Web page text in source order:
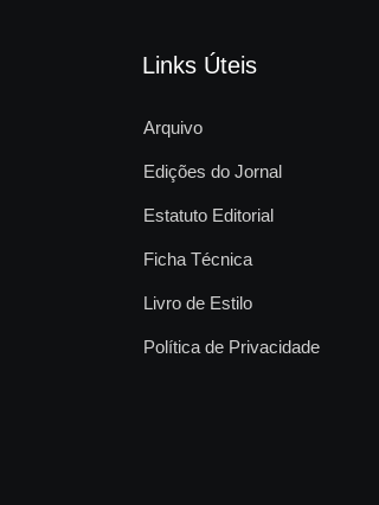
Links Úteis
Arquivo
Edições do Jornal
Estatuto Editorial
Ficha Técnica
Livro de Estilo
Política de Privacidade